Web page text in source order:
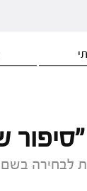
לבחירה בשם